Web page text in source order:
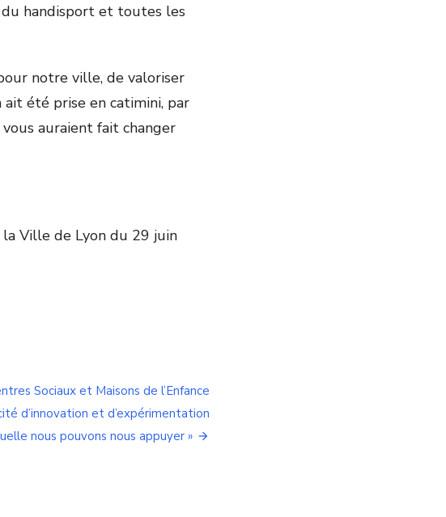
handisport et toutes les
notre ville, de valoriser
été prise en catimini, par
auraient fait changer
Ville de Lyon du 29 juin
Sociaux et Maisons de l’Enfance
d’innovation et d’expérimentation
nous pouvons nous appuyer »